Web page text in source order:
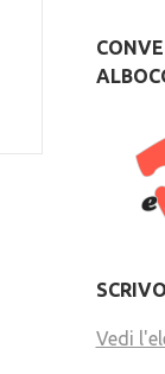
Vedi